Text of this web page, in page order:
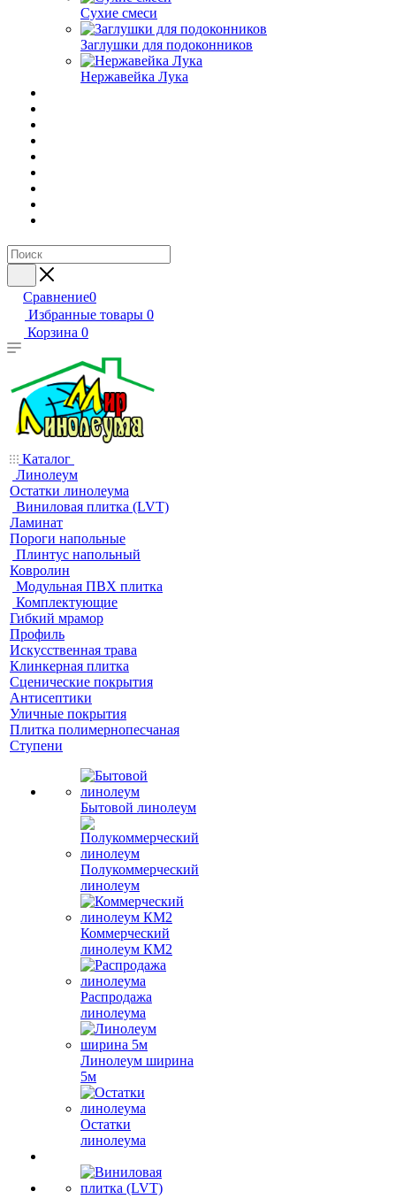
Сухие смеси
Заглушки для подоконников
Нержавейка Лука
Сравнение0
Избранные товары 0
Корзина 0
Каталог
Линолеум
Остатки линолеума
Виниловая плитка (LVT)
Ламинат
Пороги напольные
Плинтус напольный
Ковролин
Модульная ПВХ плитка
Комплектующие
Гибкий мрамор
Профиль
Искусственная трава
Клинкерная плитка
Сценические покрытия
Антисептики
Уличные покрытия
Плитка полимернопесчаная
Ступени
Бытовой линолеум
Полукоммерческий
линолеум
Коммерческий
линолеум КМ2
Распродажа
линолеума
Линолеум ширина
5м
Остатки
линолеума